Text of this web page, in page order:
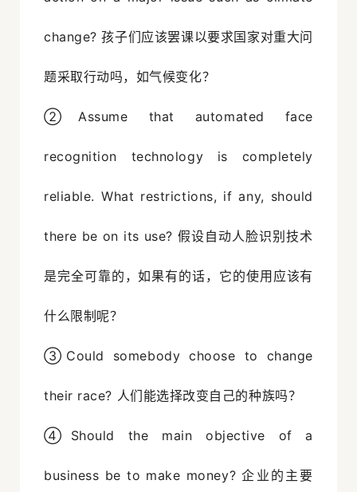
change? 孩子们应该罢课以要求国家对重大问
题采取行动吗，如气候变化？
②Assume that automated face
recognition technology is completely
reliable. What restrictions, if any, should
there be on its use? 假设自动人脸识别技术
是完全可靠的，如果有的话，它的使用应该有
什么限制呢？
③Could somebody choose to change
their race? 人们能选择改变自己的种族吗？
④Should the main objective of a
business be to make money? 企业的主要